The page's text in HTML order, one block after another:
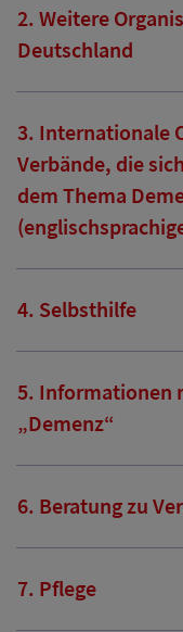
2. Weitere
Deutschland
3. Internationale
Verbände, die
dem Thema
4. Selbsthilfe
5. Informationen
„Demenz“
6. Beratung zu
7. Pflege